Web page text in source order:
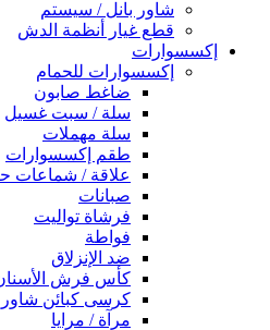
شاور بانل / سيستم
قطع غيار أنظمة الدش
إكسسوارات
إكسسوارات للحمام
ضاغط صابون
سلة / سبت غسيل
سلة مهملات
طقم إكسسوارات
علاقة / شماعات
صبانات
فرشاة تواليت
فواطة
ضد الإنزلاق
كأس فرش
كرسى كبائن شاور
مرآة / مرايا